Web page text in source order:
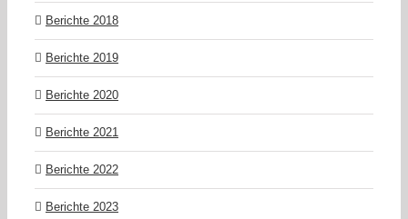
Berichte 2018
Berichte 2019
Berichte 2020
Berichte 2021
Berichte 2022
Berichte 2023